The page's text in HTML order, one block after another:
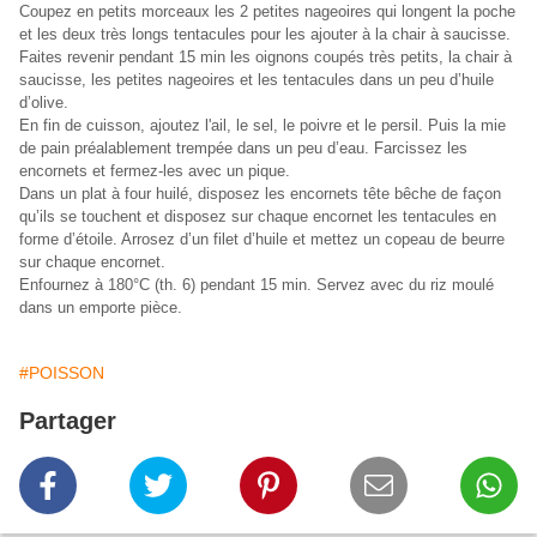
Coupez en petits morceaux les 2 petites nageoires qui longent la poche
et les deux très longs tentacules pour les ajouter à la chair à saucisse.
Faites revenir pendant 15 min les oignons coupés très petits, la chair à
saucisse, les petites nageoires et les tentacules dans un peu d’huile
d’olive.
En fin de cuisson, ajoutez l'ail, le sel, le poivre et le persil. Puis la mie
de pain préalablement trempée dans un peu d’eau. Farcissez les
encornets et fermez-les avec un pique.
Dans un plat à four huilé, disposez les encornets tête bêche de façon
qu’ils se touchent et disposez sur chaque encornet les tentacules en
forme d’étoile. Arrosez d’un filet d’huile et mettez un copeau de beurre
sur chaque encornet.
Enfournez à 180°C (th. 6) pendant 15 min. Servez avec du riz moulé
dans un emporte pièce.
#POISSON
Partager